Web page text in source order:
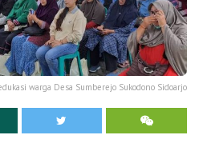
warga Desa Sumberejo Sukodono Sidoarjo